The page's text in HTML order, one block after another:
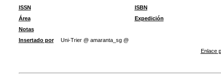
ISSN
ISBN
Área
Expedición
Notas
Insertado por
Uni-Trier @ amaranta_sg @
Enlace